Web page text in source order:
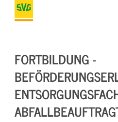
FORTBILDUNG -